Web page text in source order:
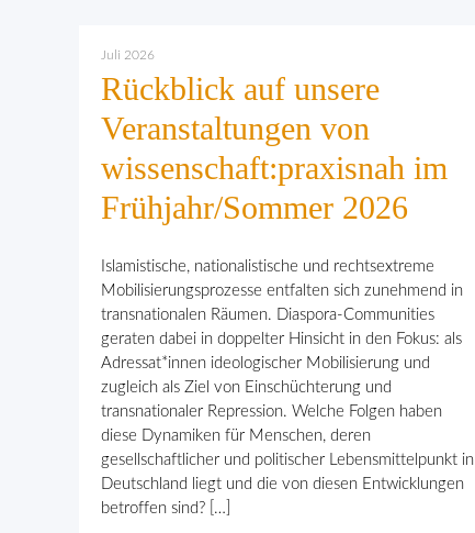
Juli 2026
Rückblick auf unsere
Veranstaltungen von
wissenschaft:praxisnah im
Frühjahr/Sommer 2026
Islamistische, nationalistische und rechtsextreme
Mobilisierungsprozesse entfalten sich zunehmend in
transnationalen Räumen. Diaspora-Communities
geraten dabei in doppelter Hinsicht in den Fokus: als
Adressat*innen ideologischer Mobilisierung und
zugleich als Ziel von Einschüchterung und
transnationaler Repression. Welche Folgen haben
diese Dynamiken für Menschen, deren
gesellschaftlicher und politischer Lebensmittelpunkt in
Deutschland liegt und die von diesen Entwicklungen
betroffen sind? […]